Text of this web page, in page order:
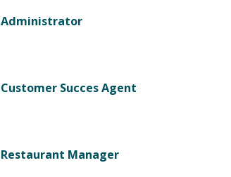
Administrator
Customer Succes Agent
Restaurant Manager